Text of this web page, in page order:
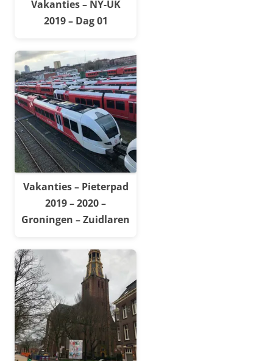
Vakanties – NY-UK
2019 – Dag 01
Vakanties – Pieterpad
2019 – 2020 –
Groningen – Zuidlaren